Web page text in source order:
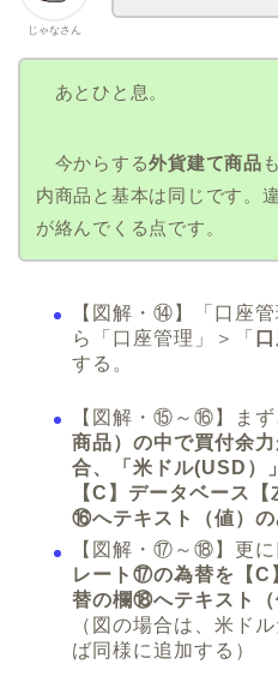
じゃなさん
あとひと息。
今からする外貨建て商品
内商品と基本は同じです。
が絡んでくる点です。
【図解・⑭】「口座
ら「口座管理」＞「
する。
【図解・⑮～⑯】まず
商品）の中で買付余
合、「米ドル(USD）
【C】データベース
⑯へテキスト（値）の
【図解・⑰～⑱】更に
レート⑰の為替を【C
替の欄⑱へテキスト（
（図の場合は、米ド
ば同様に追加する）